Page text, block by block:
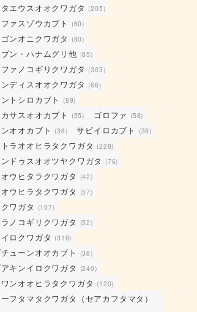
エウスオオクワガタ (205)
ァスゾウカブト (60)
ンオニクワガタ (80)
ン・ハナムグリ他 (85)
ァノコギリクワガタ (303)
ディスオオクワガタ (66)
トシロカブト (89)
サスオオカブト (55) ゴロファ (58)
オオカブト (36) サビイロカブト (39)
ラオオヒラタクワガタ (228)
ドゥスオオツヤクワガタ (76)
ウヒタラクワガタ (42)
ウヒラタクワガタ (57)
ワガタ (107)
ラノコギリクワガタ (52)
ロクワガタ (319)
ューンオオカブト (38)
キンイロクワガタ (240)
ンオオヒラタクワガタ (120)
フタマタクワガタ（セアカフタマタ）